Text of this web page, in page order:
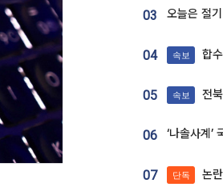
03 오늘은 절
04 속보 합수본
05 속보 전
06
07 단독 논란의